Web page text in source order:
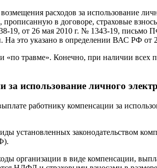
расходов за использование
в договоре, страховые
19, от 26 мая 2010 г. № 1343-19, письмо
На это указано в определении ВАС РФ
травме». Конечно, при наличии
использование личного
работнику компенсации за
установленных законодательством
организации в виде компенсации,